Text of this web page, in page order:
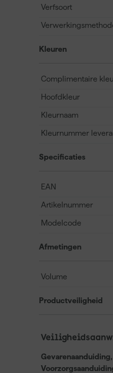
Verfsoort
Kleuren
Complimentaire
Hoofdkleur
Kleurnaam
Kleurnummer
Specificaties
EAN
Artikelnummer
Modelcode
Afmetingen
Volume
Productveiligheid
Gevarenaanduiding,